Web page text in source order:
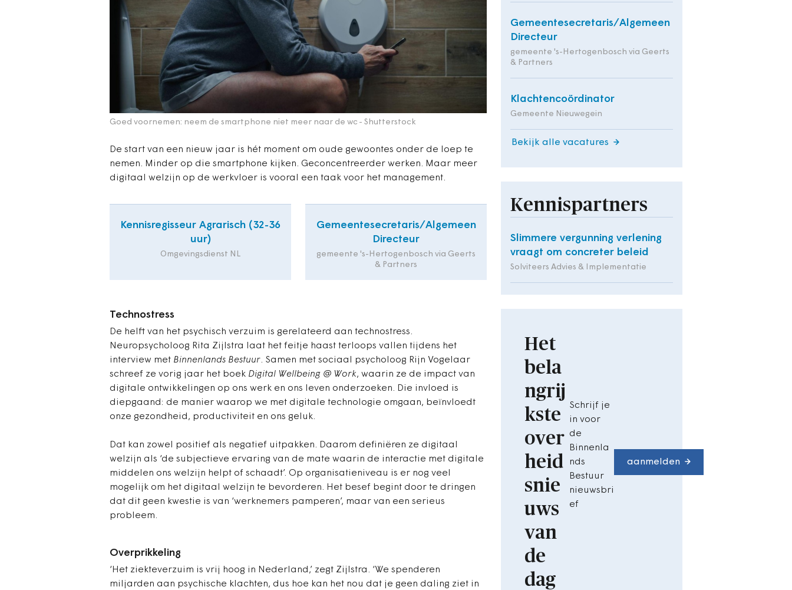
Goed voornemen: neem de smartphone niet meer naar de wc - Shutterstock
De start van een nieuw jaar is hét moment om oude gewoontes onder de loep te
nemen. Minder op die smartphone kijken. Geconcentreerder werken. Maar meer
digitaal welzijn op de werkvloer is vooral een taak voor het management.
Kennisregisseur Agrarisch (32-36
uur)
Omgevingsdienst NL
Gemeentesecretaris/Algemeen
Directeur
gemeente 's-Hertogenbosch via Geerts
& Partners
Technostress
De helft van het psychisch verzuim is gerelateerd aan technostress.
Neuropsycholoog Rita Zijlstra laat het feitje haast terloops vallen tijdens het
interview met Binnenlands Bestuur. Samen met sociaal psycholoog Rijn Vogelaar
schreef ze vorig jaar het boek Digital Wellbeing @ Work, waarin ze de impact van
digitale ontwikkelingen op ons werk en ons leven onderzoeken. Die invloed is
diepgaand: de manier waarop we met digitale technologie omgaan, beïnvloedt
onze gezondheid, productiviteit en ons geluk.
Gemeentesecretaris/Algemeen
Directeur
gemeente 's-Hertogenbosch via Geerts
& Partners
Klachtencoördinator
Gemeente Nieuwegein
Bekijk alle vacatures
Kennispartners
Slimmere vergunning verlening
vraagt om concreter beleid
Solviteers Advies & Implementatie
Het
bela
ngrij
kste
over
heid
snie
uws
van
de
dag
Schrijf je
in voor
de
Binnenla
nds
Bestuur
nieuwsbri
ef
aanmelden
Dat kan zowel positief als negatief uitpakken. Daarom definiëren ze digitaal
welzijn als ‘de subjectieve ervaring van de mate waarin de interactie met digitale
middelen ons welzijn helpt of schaadt’. Op organisatieniveau is er nog veel
mogelijk om het digitaal welzijn te bevorderen. Het besef begint door te dringen
dat dit geen kwestie is van ‘werknemers pamperen’, maar van een serieus
probleem.
Overprikkeling
‘Het ziekteverzuim is vrij hoog in Nederland,’ zegt Zijlstra. ‘We spenderen
miljarden aan psychische klachten, dus hoe kan het nou dat je geen daling ziet in